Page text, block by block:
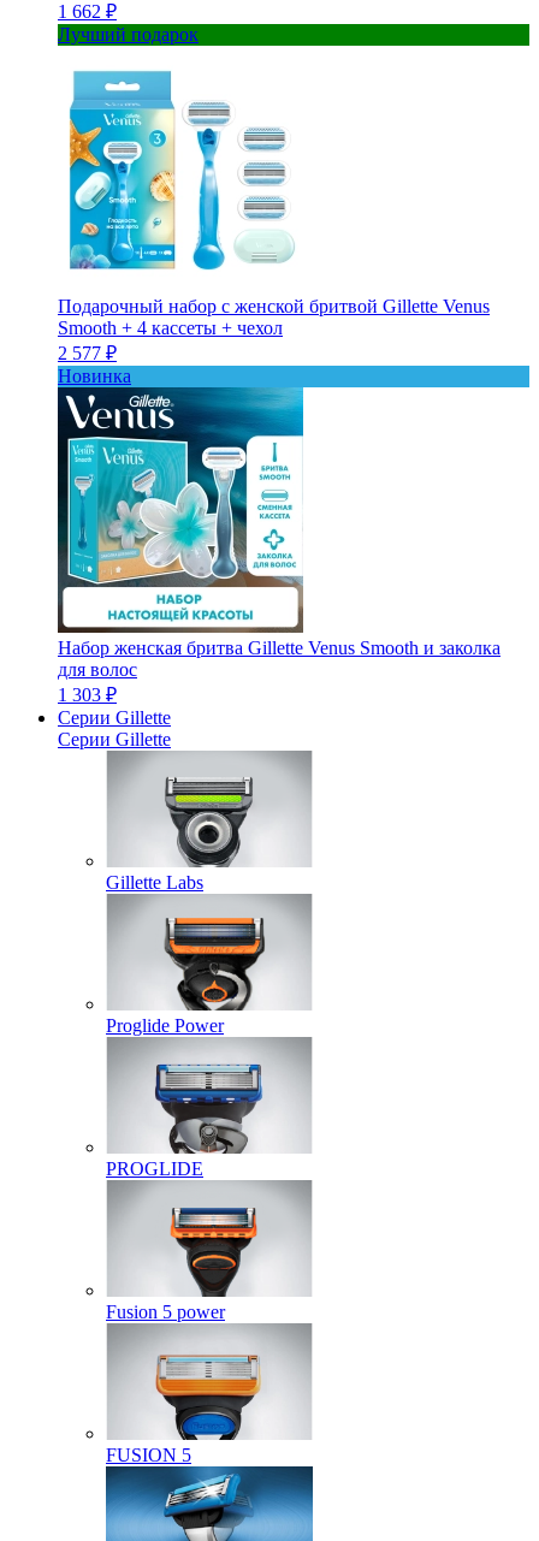
1 662 ₽
Лучший подарок
Подарочный набор с женской бритвой Gillette Venus
Smooth + 4 кассеты + чехол
2 577 ₽
Новинка
Набор женская бритва Gillette Venus Smooth и заколка
для волос
1 303 ₽
Серии Gillette
Серии Gillette
Gillette Labs
Proglide Power
PROGLIDE
Fusion 5 power
FUSION 5